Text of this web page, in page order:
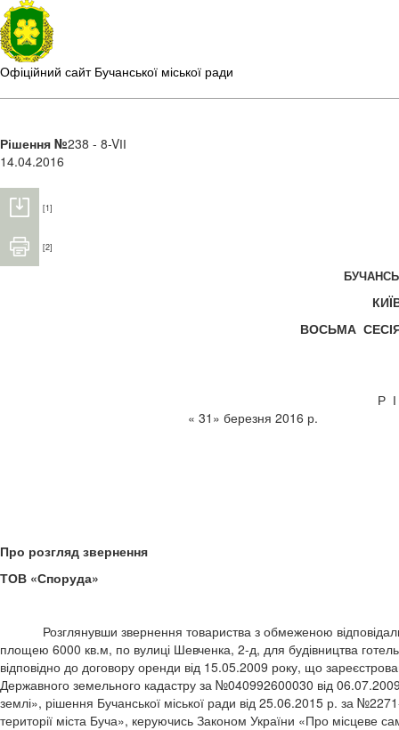
Офіційний сайт Бучанської міської ради
Рішення №238 - 8-VІІ
14.04.2016
[1]
[2]
ВОСЬМА
Р
« 31» березня
Про розгляд звернення
ТОВ «Споруда»
Розглянувши звернення товариства з обмеженою
площею 6000 кв.м, по вулиці Шевченка, 2-д, для будівництва
відповідно до договору оренди від 15.05.2009 року, що
Державного земельного кадастру за №040992600030 від
землі», рішення Бучанської міської ради від 25.06.2015 р. за
території міста Буча», керуючись Законом України «Про місцеве